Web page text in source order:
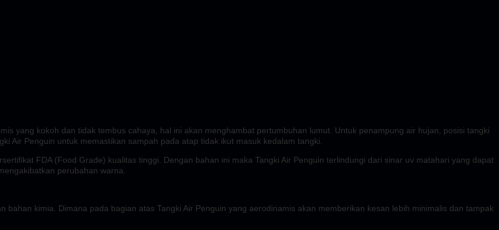
yang kokoh dan tidak tembus cahaya, hal ini akan menghambat pertumbuhan lumut. Untuk penampung air hujan, posisi tangki
Air Penguin untuk memastikan sampah pada atap tidak ikut masuk kedalam tangki.
FDA (Food Grade) kualitas tinggi. Dengan bahan ini maka Tangki Air Penguin terlindungi dari sinar uv matahari yang dapat
perubahan warna.
kimia. Dimana pada bagian atas Tangki Air Penguin yang aerodinamis akan memberikan kesan lebih minimalis dan tampak